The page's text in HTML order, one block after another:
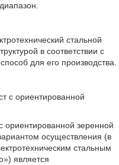
стальной
в соответствии с
для его производства.
с ориентированной
ориентированной зеренной
осуществления (в
стальным
является